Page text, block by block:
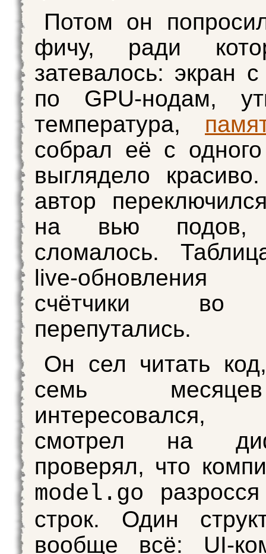
Потом он
фичу, ради
затевалось: экран
по GPU-нодам,
температура,
собрал её с
выглядело
автор
на вью
сломалось.
live-обновления
счётчики во
перепутались.
Он сел читать
семь
смотрел на
проверял, что
model.go
строк. Один
вообще всё: UI-